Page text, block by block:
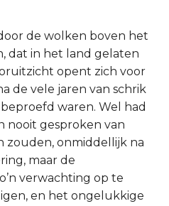
de wolken boven het
dat in het land gelaten
opent zich voor
de vele jaren van schrik
waren. Wel had
nooit gesproken van
zouden, onmiddellijk na
maar de
verwachting op te
en het ongelukkige